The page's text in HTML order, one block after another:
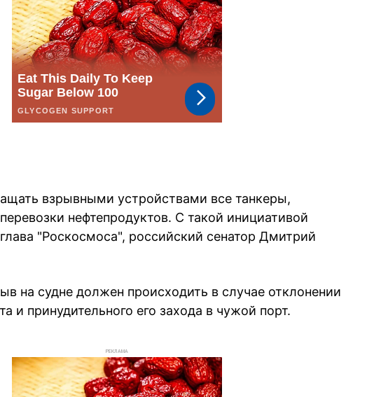
взрывными устройствами все танкеры,
нефтепродуктов. С такой инициативой
"Роскосмоса", российский сенатор Дмитрий
на судне должен происходить в случае отклонении
и принудительного его захода в чужой порт.
РЕКЛАМА